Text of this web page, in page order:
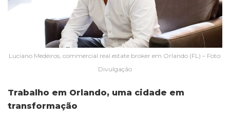
Luciano Medeiros, commercial real estate broker em Orlando (FL) – Foto:
Divulgação
Trabalho em Orlando, uma cidade em
transformação